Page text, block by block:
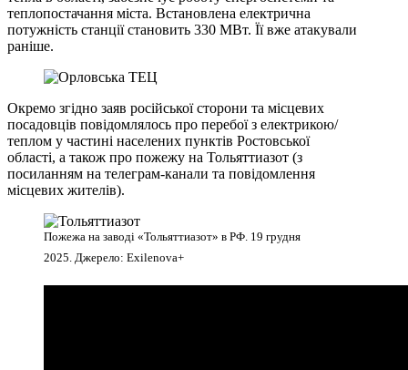
теплопостачання міста. Встановлена електрична
потужність станції становить 330 МВт. Її вже атакували
раніше.
Окремо згідно заяв російської сторони та місцевих
посадовців повідомлялось про перебої з електрикою/
теплом у частині населених пунктів Ростовської
області, а також про пожежу на Тольяттиазот (з
посиланням на телеграм-канали та повідомлення
місцевих жителів).
Пожежа на заводі «Тольяттиазот» в РФ. 19 грудня
2025. Джерело: Exilenova+